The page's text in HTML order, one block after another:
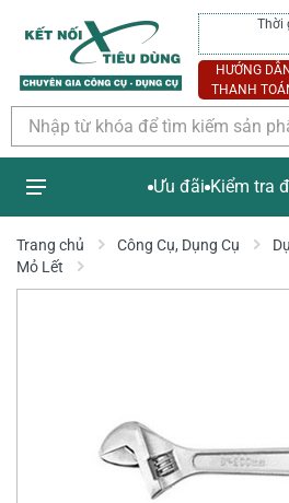
Thời
HƯỚNG
THANH
Ưu đãi Kiểm tra
Trang chủ Công Cụ, Dụng Cụ
Mỏ Lết